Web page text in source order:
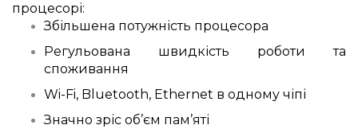
процесорі:
Збільшена потужність процесора
Регульована швидкість роботи та
споживання
Wi-Fi, Bluetooth, Ethernet в одному чіпі
Значно зріс об’єм пам’яті